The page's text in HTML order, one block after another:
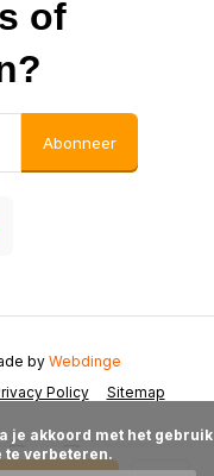
of
Abonneer
Policy Sitemap
by Webdinge
te verbeteren.